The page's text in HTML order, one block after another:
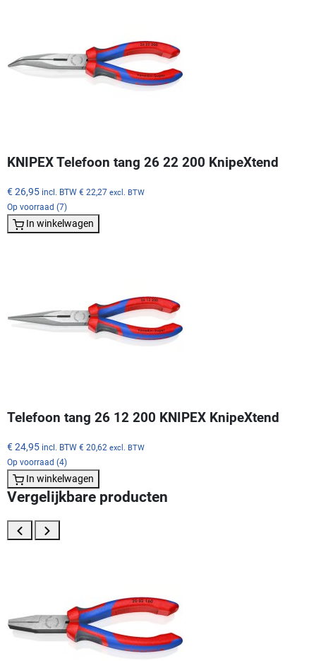
KNIPEX Telefoon tang 26 22 200 KnipeXtend
€ 26,95 incl. BTW € 22,27 excl. BTW
Op voorraad (7)
In winkelwagen
Telefoon tang 26 12 200 KNIPEX KnipeXtend
€ 24,95 incl. BTW € 20,62 excl. BTW
Op voorraad (4)
In winkelwagen
Vergelijkbare producten